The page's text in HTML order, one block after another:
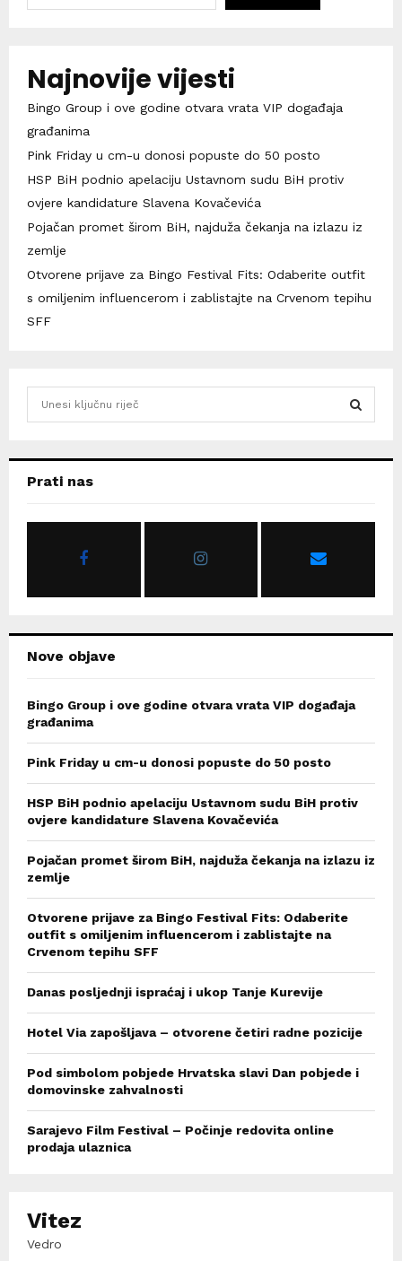
Najnovije vijesti
Bingo Group i ove godine otvara vrata VIP događaja
građanima
Pink Friday u cm-u donosi popuste do 50 posto
HSP BiH podnio apelaciju Ustavnom sudu BiH protiv
ovjere kandidature Slavena Kovačevića
Pojačan promet širom BiH, najduža čekanja na izlazu iz
zemlje
Otvorene prijave za Bingo Festival Fits: Odaberite outfit
s omiljenim influencerom i zablistajte na Crvenom tepihu
SFF
hPrati nas
Nove objave
Bingo Group i ove godine otvara vrata VIP događaja
građanima
Pink Friday u cm-u donosi popuste do 50 posto
HSP BiH podnio apelaciju Ustavnom sudu BiH protiv
ovjere kandidature Slavena Kovačevića
Pojačan promet širom BiH, najduža čekanja na izlazu iz
zemlje
Otvorene prijave za Bingo Festival Fits: Odaberite
outfit s omiljenim influencerom i zablistajte na
Crvenom tepihu SFF
Danas posljednji ispraćaj i ukop Tanje Kurevije
Hotel Via zapošljava – otvorene četiri radne pozicije
Pod simbolom pobjede Hrvatska slavi Dan pobjede i
domovinske zahvalnosti
Sarajevo Film Festival – Počinje redovita online
prodaja ulaznica
Vitez
Vedro